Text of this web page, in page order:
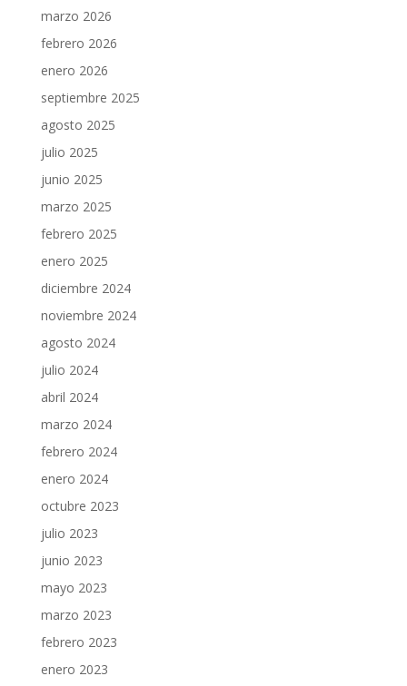
marzo 2026
febrero 2026
enero 2026
septiembre 2025
agosto 2025
julio 2025
junio 2025
marzo 2025
febrero 2025
enero 2025
diciembre 2024
noviembre 2024
agosto 2024
julio 2024
abril 2024
marzo 2024
febrero 2024
enero 2024
octubre 2023
julio 2023
junio 2023
mayo 2023
marzo 2023
febrero 2023
enero 2023